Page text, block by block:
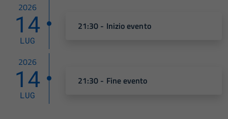
2026
14
LUG
21:30 - Inizio evento
2026
14
LUG
21:30 - Fine evento